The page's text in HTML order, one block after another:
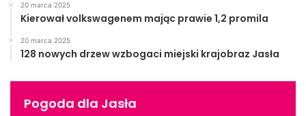
20 marca 2025
Kierował volkswagenem mając prawie 1,2 promila
20 marca 2025
128 nowych drzew wzbogaci miejski krajobraz Jasła
Pogoda dla Jasła